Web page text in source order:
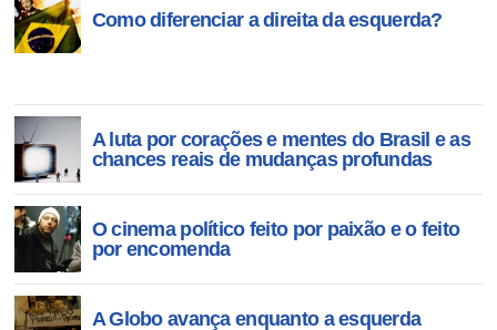
Como diferenciar a direita da esquerda?
A luta por corações e mentes do Brasil e as
chances reais de mudanças profundas
O cinema político feito por paixão e o feito
por encomenda
A Globo avança enquanto a esquerda